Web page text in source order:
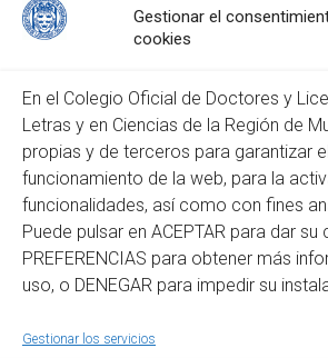
Gestionar el
cookies
En el Colegio Oficial de Doctores y
Letras y en Ciencias de la Región de
propias y de terceros para garantizar
funcionamiento de la web, para la
funcionalidades, así como con fines
Puede pulsar en ACEPTAR para dar
PREFERENCIAS para obtener más
uso, o DENEGAR para impedir su
Gestionar los servicios
Web
Este sitio usa Akismet para reducir el
se procesan los datos de tus
Copyright © 2026Colegio Oficial de Doctores y